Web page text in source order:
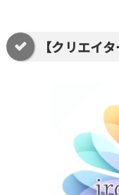
【クリエイ